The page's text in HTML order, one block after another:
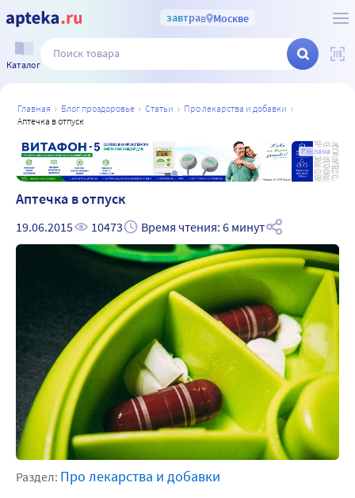
завтрав Москве
Каталог
главная блог проздоровье статьи
про лекарства и добавки
аптечка в отпуск
Реклама
Аптечка в отпуск
19.06.2015 10473 Время чтения: 6 минут
Раздел: Про лекарства и добавки